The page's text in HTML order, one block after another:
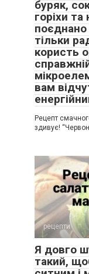
буряк,
горіхи
поєднано
тільки
користь
вам
Рецепт
здивує!
рецепти
Я довго
такий,